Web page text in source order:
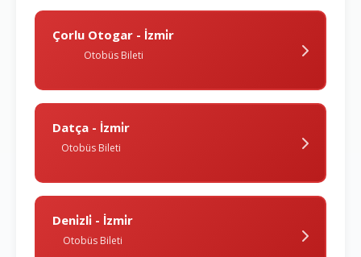
Çorlu Otogar - İzmi̇r
Otobüs Bileti
Datça - İzmi̇r
Otobüs Bileti
Deni̇zli̇ - İzmi̇r
Otobüs Bileti